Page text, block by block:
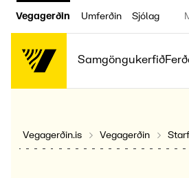
Vegagerðin Umferðin Sjólag
Samgöngukerfið
Vegagerðin.is Vegagerðin